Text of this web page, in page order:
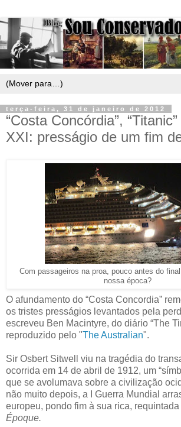
terça-feira, 31 de janeiro de 2012
“Costa Concórdia”,
XXI: presságio de um fim
Com passageiros na proa, pouco antes do
nossa época?
O afundamento do “Costa Concordia”
os tristes presságios levantados pela
escreveu Ben Macintyre, do diário “The
reproduzido pelo "The Australian".
Sir Osbert Sitwell viu na tragédia do
ocorrida em 14 de abril de 1912, um
que se avolumava sobre a civilização
não muito depois, a I Guerra Mundial
europeu, pondo fim à sua rica,
Époque.